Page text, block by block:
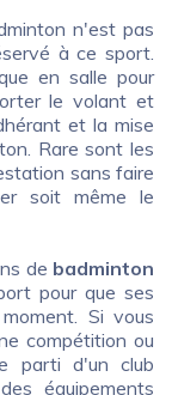
n'est pas
à ce sport.
en salle pour
le volant et
et la mise
Rare sont les
sans faire
soit même le
de badminton
pour que ses
Si vous
compétition ou
parti d'un club
équipements